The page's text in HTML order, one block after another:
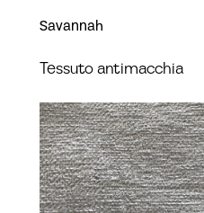
Savannah
Tessuto antimacchia